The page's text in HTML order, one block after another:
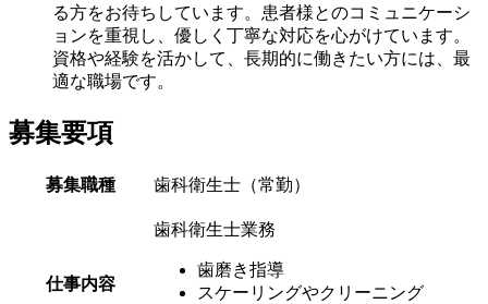
る方をお待ちしています。患者様とのコミュニケーシ
ョンを重視し、優しく丁寧な対応を心がけています。
資格や経験を活かして、長期的に働きたい方には、最
適な職場です。
募集要項
募集職種 歯科衛生士（常勤）
仕事内容
歯科衛生士業務
歯磨き指導
スケーリングやクリーニング